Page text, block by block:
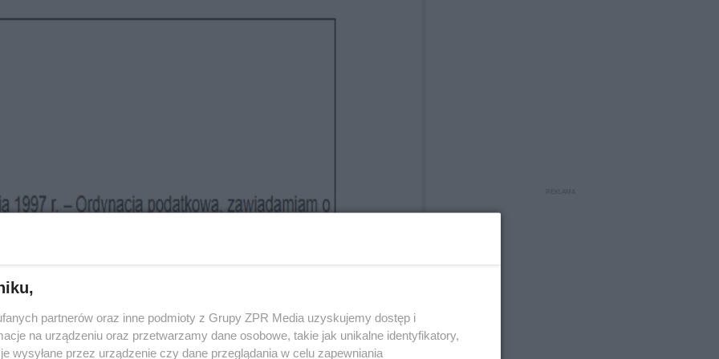
partnerów oraz inne podmioty z Grupy ZPR Media uzyskujemy dostęp i
na urządzeniu oraz przetwarzamy dane osobowe, takie jak unikalne identyfikatory,
wysyłane przez urządzenie czy dane przeglądania w celu zapewniania